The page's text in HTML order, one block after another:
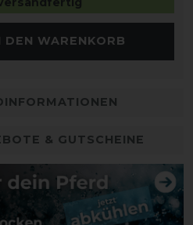
DEN WARENKORB
& GUTSCHEINE